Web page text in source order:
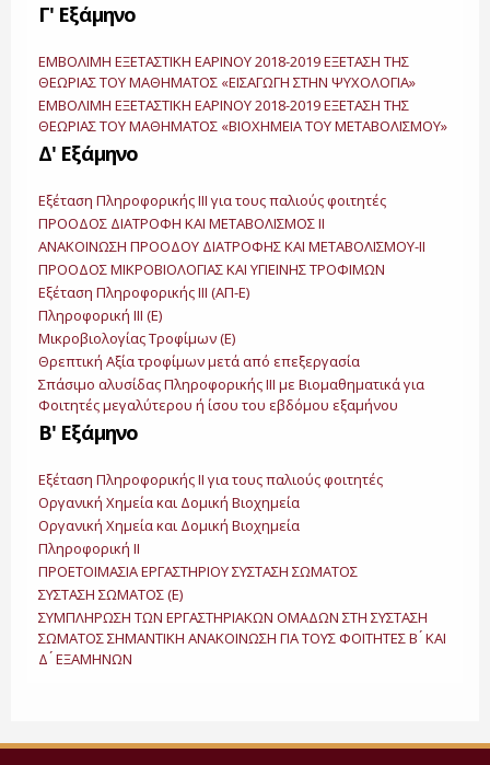
Γ' Εξάμηνο
ΕΜΒΟΛΙΜΗ ΕΞΕΤΑΣΤΙΚΗ ΕΑΡΙΝΟΥ 2018-2019 ΕΞΕΤΑΣΗ ΤΗΣ
ΘΕΩΡΙΑΣ ΤΟΥ ΜΑΘΗΜΑΤΟΣ «ΕΙΣΑΓΩΓΗ ΣΤΗΝ ΨΥΧΟΛΟΓΙΑ»
ΕΜΒΟΛΙΜΗ ΕΞΕΤΑΣΤΙΚΗ ΕΑΡΙΝΟΥ 2018-2019 ΕΞΕΤΑΣΗ ΤΗΣ
ΘΕΩΡΙΑΣ ΤΟΥ ΜΑΘΗΜΑΤΟΣ «ΒΙΟΧΗΜΕΙΑ ΤΟΥ ΜΕΤΑΒΟΛΙΣΜΟΥ»
Δ' Εξάμηνο
Εξέταση Πληροφορικής ΙΙΙ για τους παλιούς φοιτητές
ΠΡΟΟΔΟΣ ΔΙΑΤΡΟΦΗ ΚΑΙ ΜΕΤΑΒΟΛΙΣΜΟΣ ΙΙ
ΑΝΑΚΟΙΝΩΣΗ ΠΡΟΟΔΟΥ ΔΙΑΤΡΟΦΗΣ ΚΑΙ ΜΕΤΑΒΟΛΙΣΜΟΥ-ΙΙ
ΠΡΟΟΔΟΣ ΜΙΚΡΟΒΙΟΛΟΓΙΑΣ ΚΑΙ ΥΓΙΕΙΝΗΣ ΤΡΟΦΙΜΩΝ
Εξέταση Πληροφορικής ΙΙΙ (ΑΠ-Ε)
Πληροφορική ΙΙΙ (Ε)
Μικροβιολογίας Τροφίμων (Ε)
Θρεπτική Αξία τροφίμων μετά από επεξεργασία
Σπάσιμο αλυσίδας Πληροφορικής ΙΙΙ με Βιομαθηματικά για
Φοιτητές μεγαλύτερου ή ίσου του εβδόμου εξαμήνου
Β' Εξάμηνο
Εξέταση Πληροφορικής ΙΙ για τους παλιούς φοιτητές
Οργανική Χημεία και Δομική Βιοχημεία
Οργανική Χημεία και Δομική Βιοχημεία
Πληροφορική ΙΙ
ΠΡΟΕΤΟΙΜΑΣΙΑ ΕΡΓΑΣΤΗΡΙΟΥ ΣΥΣΤΑΣΗ ΣΩΜΑΤΟΣ
ΣΥΣΤΑΣΗ ΣΩΜΑΤΟΣ (E)
ΣΥΜΠΛΗΡΩΣΗ ΤΩΝ ΕΡΓΑΣΤΗΡΙΑΚΩΝ ΟΜΑΔΩΝ ΣΤΗ ΣΥΣΤΑΣΗ
ΣΩΜΑΤΟΣ ΣΗΜΑΝΤΙΚΗ ΑΝΑΚΟΙΝΩΣΗ ΓΙΑ ΤΟΥΣ ΦΟΙΤΗΤΕΣ Β ́ ΚΑΙ
Δ ́ ΕΞΑΜΗΝΩΝ